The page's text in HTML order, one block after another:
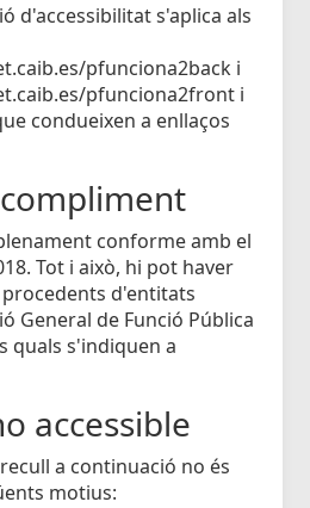
d'accessibilitat s'aplica als
pfunciona2back i
pfunciona2front i
condueixen a enllaços
conforme amb el
Tot i això, hi pot haver
d'entitats
General de Funció Pública
quals s'indiquen a
accessible
a continuació no és
motius: